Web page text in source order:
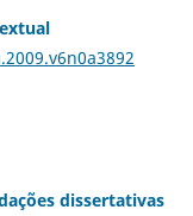
dissertativas